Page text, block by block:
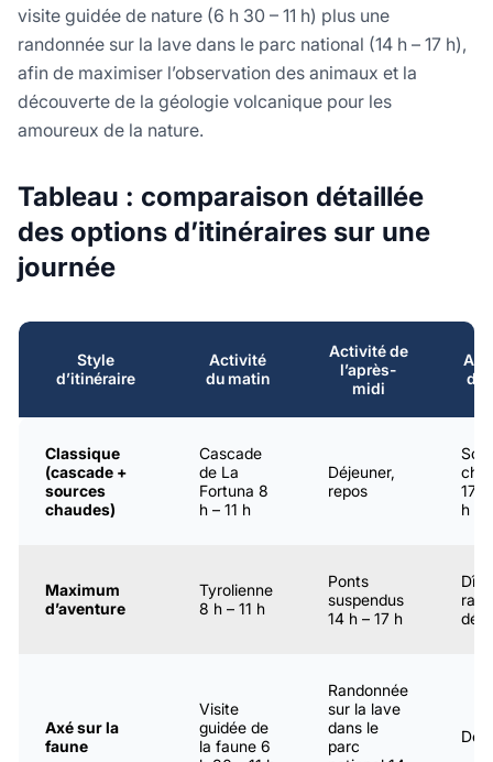
visite guidée de nature (6 h 30 – 11 h) plus une
randonnée sur la lave dans le parc national (14 h – 17 h),
afin de maximiser l’observation des animaux et la
découverte de la géologie volcanique pour les
amoureux de la nature.
Tableau : comparaison détaillée
des options d’itinéraires sur une
journée
Style
d’itinéraire
Activité
du matin
Activité de
l’après-
midi
du
Classique
(cascade +
sources
chaudes)
Cascade
de La
Fortuna 8
h – 11 h
Déjeuner,
repos
17 h
h
Maximum
d’aventure
Tyrolienne
8 h – 11 h
Ponts
suspendus
14 h – 17 h
Axé sur la
faune
Visite
guidée de
la faune 6
Randonnée
sur la lave
dans le
parc